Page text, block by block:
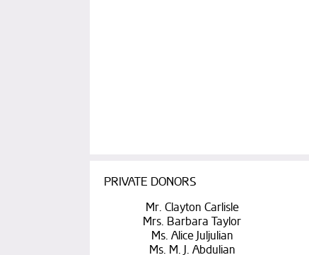
PRIVATE DONORS
Mr. Clayton Carlisle
Mrs. Barbara Taylor
Ms. Alice Juljulian
Ms. M. J. Abdulian